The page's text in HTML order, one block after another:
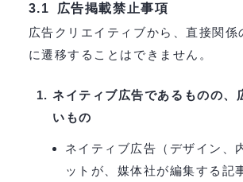
3.1 広告掲載禁止事項
広告クリエイティブから、直接関係
に遷移することはできません。
ネイティブ広告であるものの、
いもの
ネイティブ広告（デザイン、
ットが、媒体社が編集する記